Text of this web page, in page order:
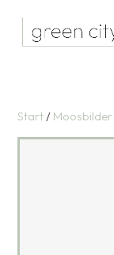
Start/ Moosbilder